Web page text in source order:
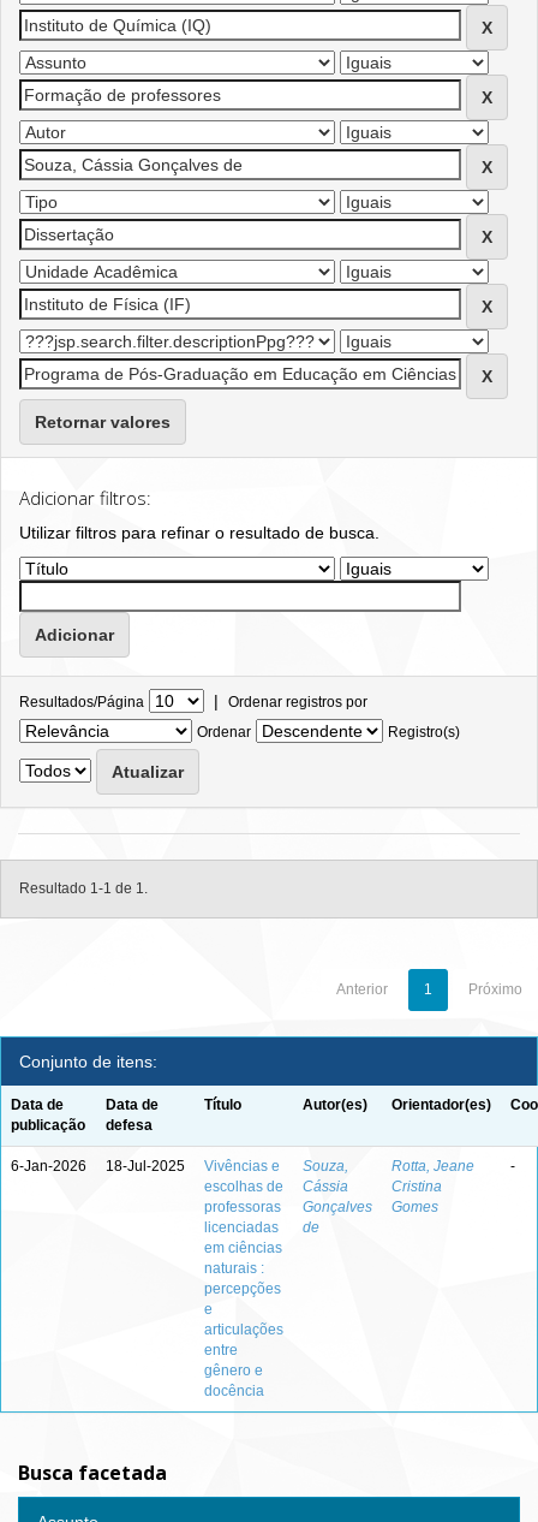
Retornar valores
Adicionar filtros:
Utilizar filtros para refinar o resultado de busca.
Resultados/Página | Ordenar registros por
Ordenar
Registro(s)
Resultado 1-1 de 1.
Anterior 1 Próximo
Conjunto de itens:
Data de
publicação
Data de
defesa
Título Autor(es) Orientador(es)
6-Jan-2026 18-Jul-2025
Vivências e
escolhas de
professoras
licenciadas
em ciências
naturais :
percepções
e
articulações
entre
gênero e
docência
Souza,
Cássia
Gonçalves
de
Rotta, Jeane
Cristina
Gomes
-
Busca facetada